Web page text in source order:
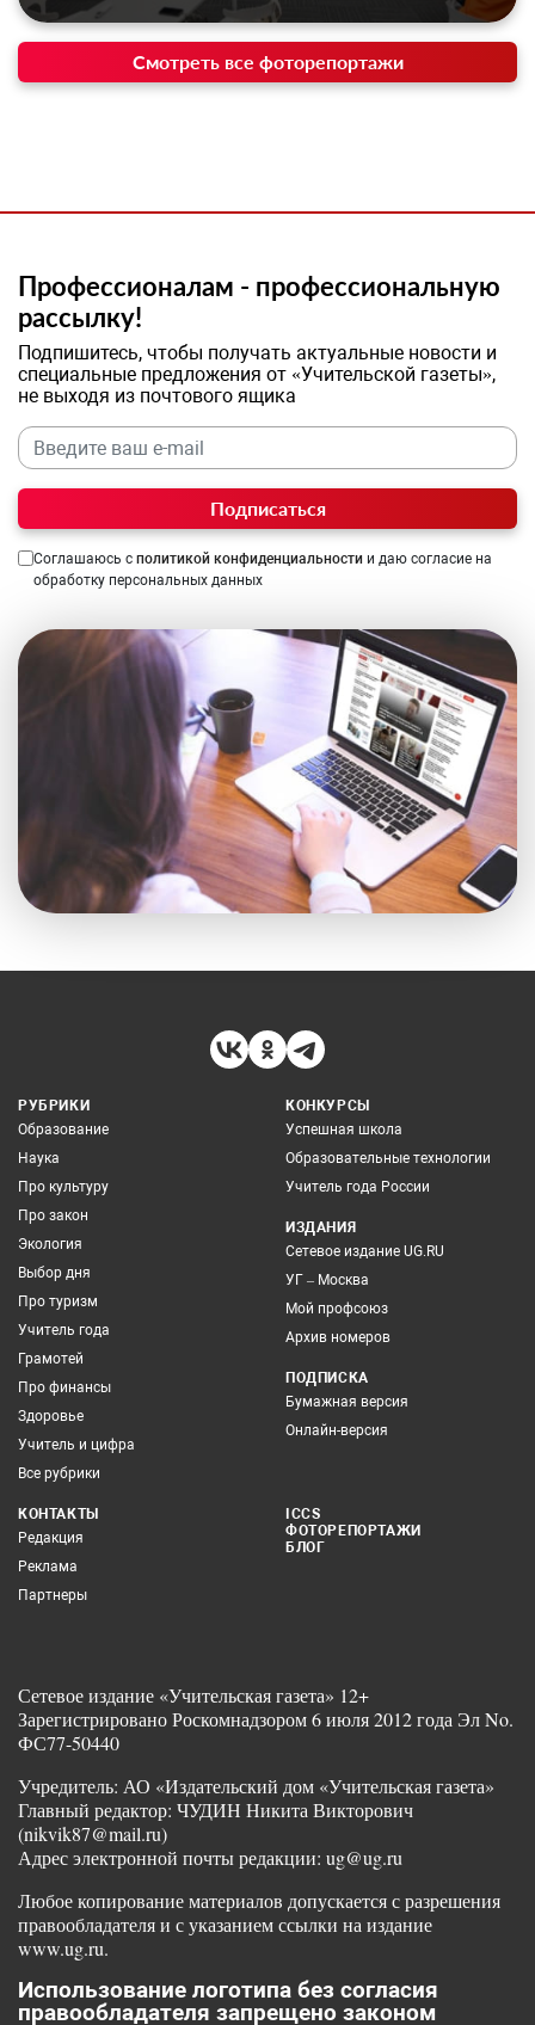
Смотреть все фоторепортажи
Профессионалам - профессиональную
рассылку!
Подпишитесь, чтобы получать актуальные новости и
специальные предложения от «Учительской газеты»,
не выходя из почтового ящика
Подписаться
Соглашаюсь с политикой конфиденциальности и даю согласие на
обработку персональных данных
РУБРИКИ
Образование
Наука
Про культуру
Про закон
Экология
Выбор дня
Про туризм
Учитель года
Грамотей
Про финансы
Здоровье
Учитель и цифра
Все рубрики
КОНКУРСЫ
Успешная школа
Образовательные технологии
Учитель года России
ИЗДАНИЯ
Сетевое издание UG.RU
УГ – Москва
Мой профсоюз
Архив номеров
ПОДПИСКА
Бумажная версия
Онлайн-версия
КОНТАКТЫ
Редакция
Реклама
Партнеры
ICCS
ФОТОРЕПОРТАЖИ
БЛОГ
Сетевое издание «Учительская газета» 12+
Зарегистрировано Роскомнадзором 6 июля 2012 года Эл No.
ФС77-50440
Учредитель: АО «Издательский дом «Учительская газета»
Главный редактор: ЧУДИН Никита Викторович
(nikvik87@mail.ru)
Адрес электронной почты редакции: ug@ug.ru
Любое копирование материалов допускается с разрешения
правообладателя и с указанием ссылки на издание
www.ug.ru.
Использование логотипа без согласия
правообладателя запрещено законом